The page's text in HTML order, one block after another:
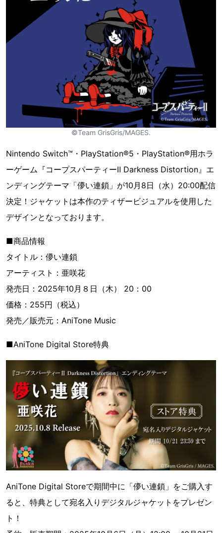
©Team GrisGris/MAGES.
Nintendo Switch™・PlayStation®5・PlayStation®用ホラ
ーゲーム『コープスパーティーⅡ Darkness Distortion』エ
ンディングテーマ「儚い連鎖」が10月8日（水）20:00配信
決定！ジャケットは本作のティザービジュアルを使用した
デザインとなっております。
■商品情報
タイトル：儚い連鎖
アーティスト：亜咲花
発売日：2025年10月８日（木） 20：00
価格：255円（税込）
発売／販売元：AniTone Music
■AniTone Digital Store特典
AniTone Digital Storeで期間中に「儚い連鎖」をご購入す
ると、特典として宛名入りデジタルジャケットをプレゼン
ト！